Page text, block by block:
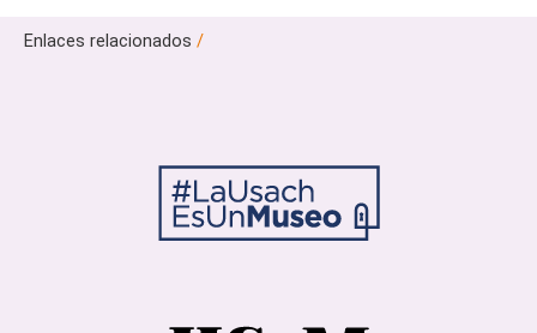
Enlaces relacionados /